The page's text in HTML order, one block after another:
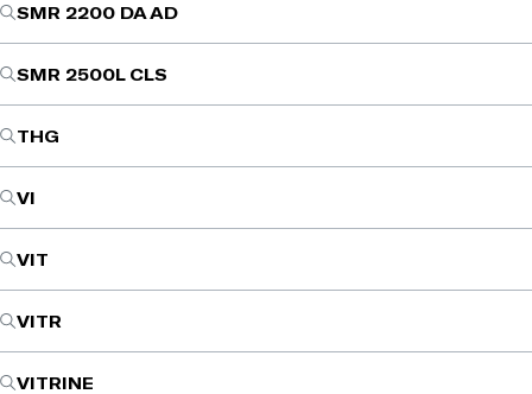
SMR 2200 DA AD
SMR 2500L CLS
THG
VI
VIT
VITR
VITRINE